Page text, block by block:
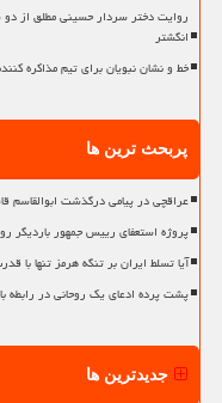
روایت دختر سردار حسینی مطلق از
انگشتر
خط و نشان نبویان برای تیم مذاکره
پربحث ترین ها
عراقچی در پیامی درگذشت ابوالقاسم
پروژه استعفای رییس جمهور باردیگر
آیا تسلط ایران بر تنگه هرمز تنها با
پشت پرده ادعای یک روحانی در رابطه با ۲۸ بار استعفای مسعود پزشکیان
جدیدترین ها